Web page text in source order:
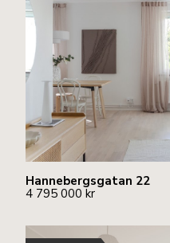
Hannebergsgatan 22
4 795 000 kr